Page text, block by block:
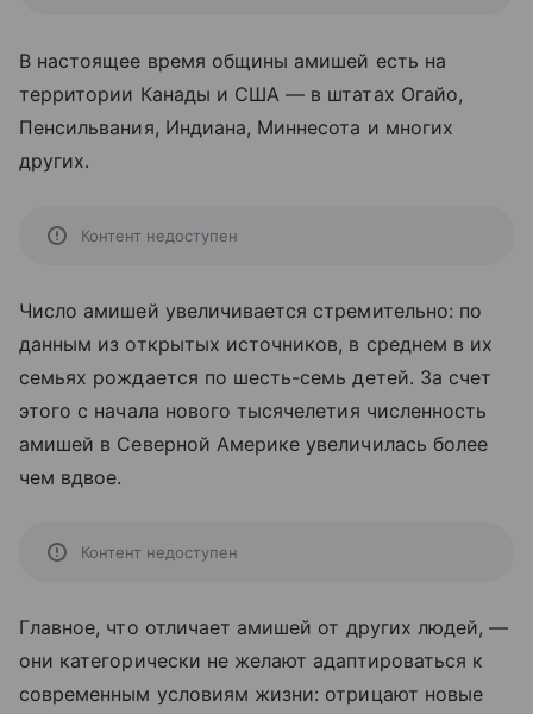
В настоящее время общины амишей есть на
территории Канады и США — в штатах Огайо,
Пенсильвания, Индиана, Миннесота и многих
других.
Контент недоступен
Число амишей увеличивается стремительно: по
данным из открытых источников, в среднем в их
семьях рождается по шесть-семь детей. За счет
этого с начала нового тысячелетия численность
амишей в Северной Америке увеличилась более
чем вдвое.
Контент недоступен
Главное, что отличает амишей от других людей, —
они категорически не желают адаптироваться к
современным условиям жизни: отрицают новые